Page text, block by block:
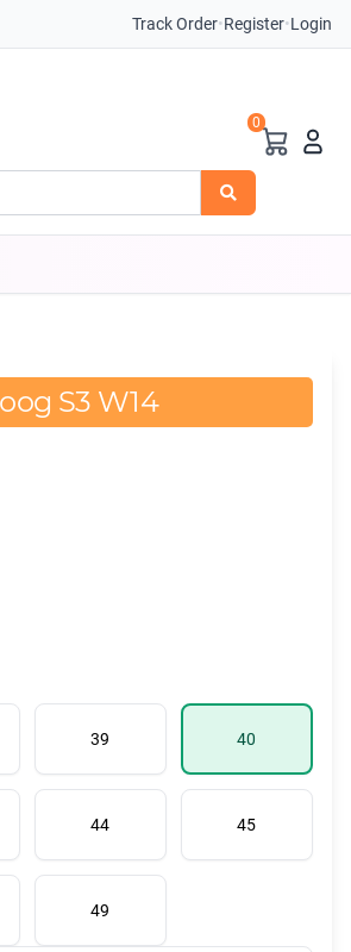
Track Order•Register•Login
0
S3 W14
39 40
44 45
49